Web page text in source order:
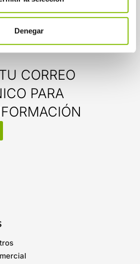
Denegar
al 943 110 022.
CORREO
PARA